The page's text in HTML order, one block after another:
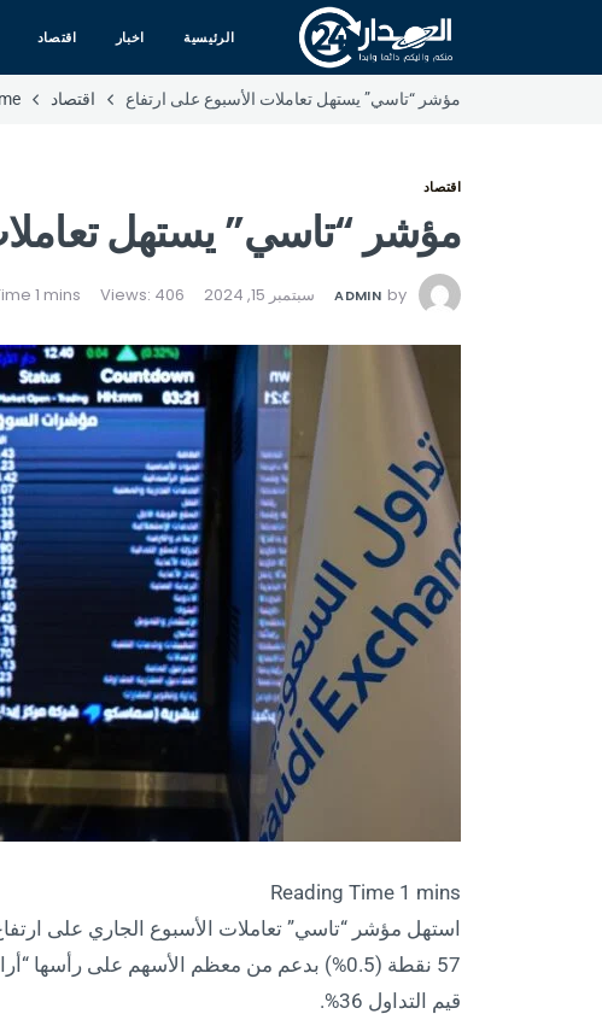
الرئيسية اخبار اقتصاد
مؤشر “تاسي” يستهل تعاملات الأسبوع على ارتفاع
اقتصاد
اقتصاد
مؤشر “تاسي” يستهل
by
ADMIN سبتمبر 15, 2024 Views: 406
57 نقطة (0.5%) بدعم من معظم الأسهم على
قيم التداول 36%.